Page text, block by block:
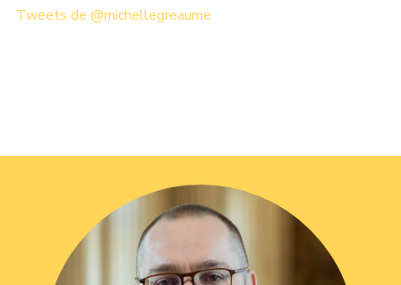
Tweets de @michellegreaume